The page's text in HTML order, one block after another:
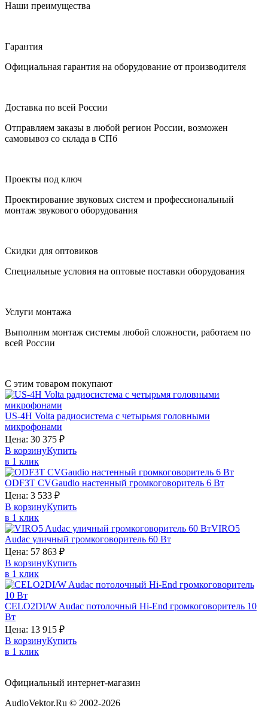
Наши преимущества
Гарантия
Официальная гарантия на оборудование от производителя
Доставка по всей России
Отправляем заказы в любой регион России, возможен
самовывоз со склада в СПб
Проекты под ключ
Проектирование звуковых систем и профессиональный
монтаж звукового оборудования
Скидки для оптовиков
Специальные условия на оптовые поставки оборудования
Услуги монтажа
Выполним монтаж системы любой сложности, работаем по
всей России
С этим товаром покупают
US-4H Volta радиосистема с четырьмя головными
микрофонами
Цена: 30 375 ₽
В корзинуКупить
в 1 клик
ODF3T CVGaudio настенный громкоговоритель 6 Вт
Цена: 3 533 ₽
В корзинуКупить
в 1 клик
VIRO5
Audac уличный громкоговоритель 60 Вт
Цена: 57 863 ₽
В корзинуКупить
в 1 клик
CELO2DI/W Audac потолочный Hi-End громкоговоритель 10
Вт
Цена: 13 915 ₽
В корзинуКупить
в 1 клик
Официальный интернет-магазин
AudioVektor.Ru © 2002-2026